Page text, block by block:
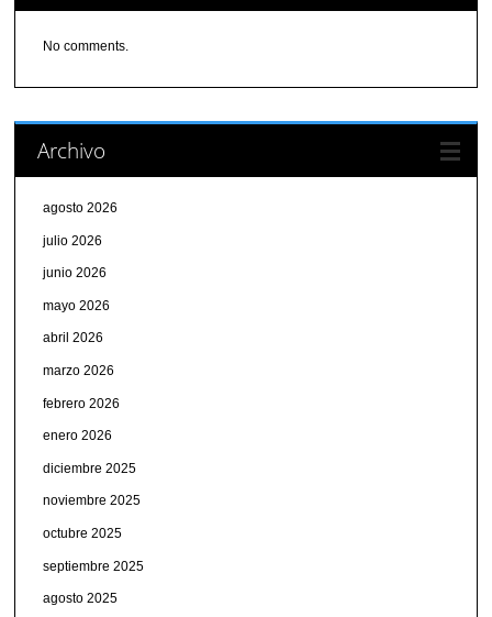
No comments.
Archivo
agosto 2026
julio 2026
junio 2026
mayo 2026
abril 2026
marzo 2026
febrero 2026
enero 2026
diciembre 2025
noviembre 2025
octubre 2025
septiembre 2025
agosto 2025